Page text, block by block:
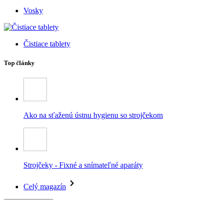
Vosky
Čistiace tablety
Top články
Ako na sťaženú ústnu hygienu so strojčekom
Strojčeky - Fixné a snímateľné aparáty
Celý magazín